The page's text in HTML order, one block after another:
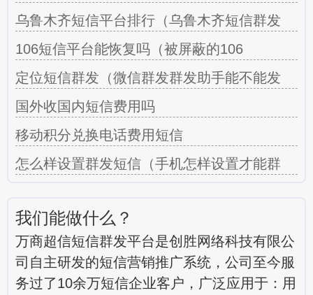
乌鲁木齐短信平台排行（乌鲁木齐短信群发
106短信平台能恢复吗（被屏蔽的106
定位短信群发（微信群发群发助手能不能发
国外收国内短信费用吗
移动积分兑换电话费用短信
怎么样设置群发短信（手机怎样设置才能群
我们能做什么？
万商超信短信群发平台是创胜网络科技有限公
司自主研发的短信营销推广系统，公司至今服
务过了10余万短信企业客户，广泛应用于：用